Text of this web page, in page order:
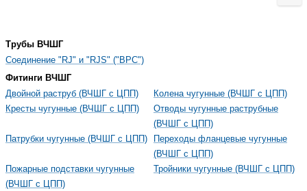
Трубы ВЧШГ
Соединение "RJ" и "RJS" ("ВРС")
Фитинги ВЧШГ
Двойной раструб (ВЧШГ с ЦПП)
Колена чугунные (ВЧШГ с ЦПП)
Кресты чугунные (ВЧШГ с ЦПП)
Отводы чугунные раструбные
(ВЧШГ с ЦПП)
Патрубки чугунные (ВЧШГ с ЦПП)
Переходы фланцевые чугунные
(ВЧШГ с ЦПП)
Пожарные подставки чугунные
(ВЧШГ с ЦПП)
Тройники чугунные (ВЧШГ с ЦПП)